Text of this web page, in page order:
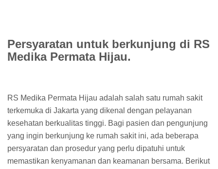
Persyaratan untuk berkunjung di RS
Medika Permata Hijau.
RS Medika Permata Hijau adalah salah satu rumah sakit
terkemuka di Jakarta yang dikenal dengan pelayanan
kesehatan berkualitas tinggi. Bagi pasien dan pengunjung
yang ingin berkunjung ke rumah sakit ini, ada beberapa
persyaratan dan prosedur yang perlu dipatuhi untuk
memastikan kenyamanan dan keamanan bersama. Berikut